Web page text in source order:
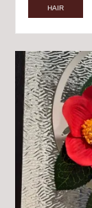
HAIR